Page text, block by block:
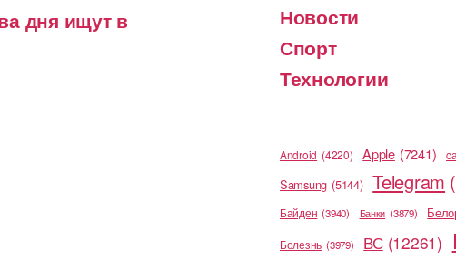
дня ищут в
Новости
Спорт
Технологии
Android (4220) Apple (7241)
Samsung (5144) Telegram
Байден (3940) Банки (3879)
Болезнь (3979) ВС (12261)